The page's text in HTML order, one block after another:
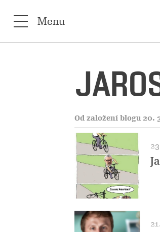
Menu
Od založení blogu 20.